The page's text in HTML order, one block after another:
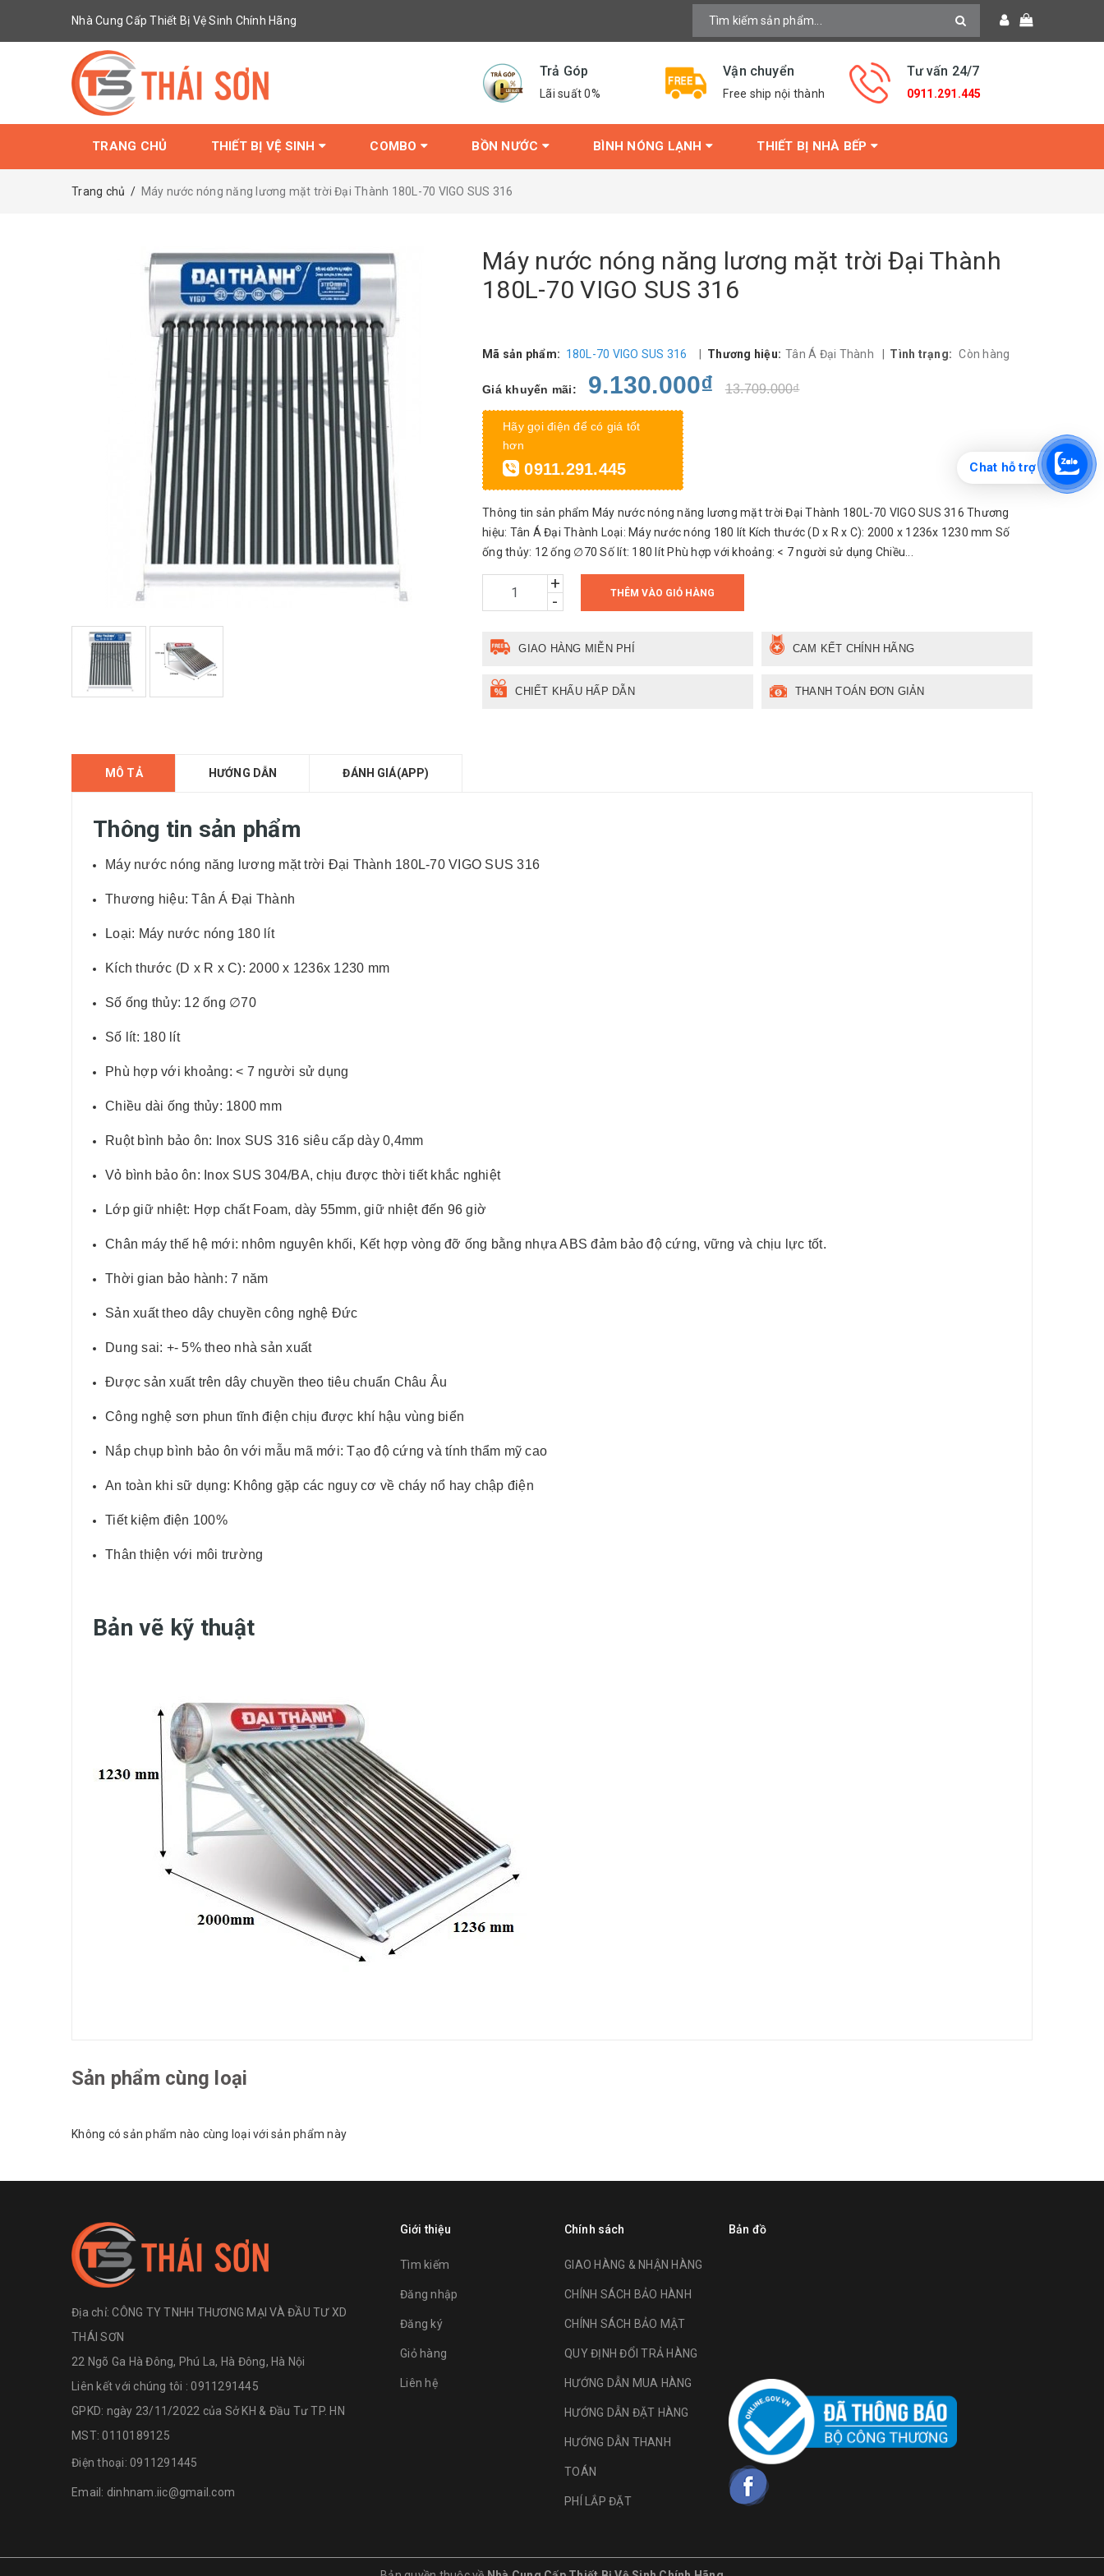
Nhà Cung Cấp Thiết Bị Vệ Sinh Chính Hãng
Trả Góp
Lãi suất 0%
Vận chuyển
Free ship nội thành
Tư vấn 24/7
0911.291.445
TRANG CHỦ THIẾT BỊ VỆ SINH COMBO BỒN NƯỚC BÌNH NÓNG LẠNH THIẾT BỊ NHÀ BẾP
Trang chủ / Máy nước nóng năng lương mặt trời Đại Thành 180L-70 VIGO SUS 316
Máy nước nóng năng lương mặt trời Đại Thành
180L-70 VIGO SUS 316
Mã sản phẩm: 180L-70 VIGO SUS 316 Thương hiệu: Tân Á Đại Thành Tình trạng: Còn hàng
Giá khuyến mãi: 9.130.000₫ 13.709.000₫
Hãy gọi điện để có giá tốt
hơn
0911.291.445
Thông tin sản phẩm Máy nước nóng năng lương mặt trời Đại Thành 180L-70 VIGO SUS 316 Thương
hiệu: Tân Á Đại Thành Loại: Máy nước nóng 180 lít Kích thước (D x R x C): 2000 x 1236x 1230 mm Số
ống thủy: 12 ống ∅70 Số lít: 180 lít Phù hợp với khoảng: < 7 người sử dụng Chiều...
+
-
THÊM VÀO GIỎ HÀNG
GIAO HÀNG MIỄN PHÍ CAM KẾT CHÍNH HÃNG
CHIẾT KHẤU HẤP DẪN THANH TOÁN ĐƠN GIẢN
MÔ TẢ HƯỚNG DẪN ĐÁNH GIÁ(APP)
Thông tin sản phẩm
Máy nước nóng năng lương mặt trời Đại Thành 180L-70 VIGO SUS 316
Thương hiệu: Tân Á Đại Thành
Loại: Máy nước nóng 180 lít
Kích thước (D x R x C): 2000 x 1236x 1230 mm
Số ống thủy: 12 ống ∅70
Số lít: 180 lít
Phù hợp với khoảng: < 7 người sử dụng
Chiều dài ống thủy: 1800 mm
Ruột bình bảo ôn: Inox SUS 316 siêu cấp dày 0,4mm
Vỏ bình bảo ôn: Inox SUS 304/BA, chịu được thời tiết khắc nghiệt
Lớp giữ nhiệt: Hợp chất Foam, dày 55mm, giữ nhiệt đến 96 giờ
Chân máy thế hệ mới: nhôm nguyên khối, Kết hợp vòng đỡ ống bằng nhựa ABS đảm bảo độ cứng, vững và chịu lực tốt.
Thời gian bảo hành: 7 năm
Sản xuất theo dây chuyền công nghệ Đức
Dung sai: +- 5% theo nhà sản xuất
Được sản xuất trên dây chuyền theo tiêu chuẩn Châu Âu
Công nghệ sơn phun tĩnh điện chịu được khí hậu vùng biển
Nắp chụp bình bảo ôn với mẫu mã mới: Tạo độ cứng và tính thẩm mỹ cao
An toàn khi sữ dụng: Không gặp các nguy cơ về cháy nổ hay chập điện
Tiết kiệm điện 100%
Thân thiện với môi trường
Bản vẽ kỹ thuật
Sản phẩm cùng loại
Không có sản phẩm nào cùng loại với sản phẩm này
Địa chỉ:CÔNG TY TNHH THƯƠNG MẠI VÀ ĐẦU TƯ XD
THÁI SƠN
22 Ngõ Ga Hà Đông, Phú La, Hà Đông, Hà Nội
Liên kết với chúng tôi : 0911291445
GPKD: ngày 23/11/2022 của Sở KH & Đầu Tư TP. HN
MST: 0110189125
Điện thoại: 0911291445
Email: dinhnam.iic@gmail.com
Giới thiệu
Tìm kiếm
Đăng nhập
Đăng ký
Giỏ hàng
Liên hệ
Chính sách
GIAO HÀNG & NHẬN HÀNG
CHÍNH SÁCH BẢO HÀNH
CHÍNH SÁCH BẢO MẬT
QUY ĐỊNH ĐỔI TRẢ HÀNG
HƯỚNG DẪN MUA HÀNG
HƯỚNG DẪN ĐẶT HÀNG
HƯỚNG DẪN THANH
TOÁN
PHÍ LẮP ĐẶT
Bản đồ
Chat hỗ trợ